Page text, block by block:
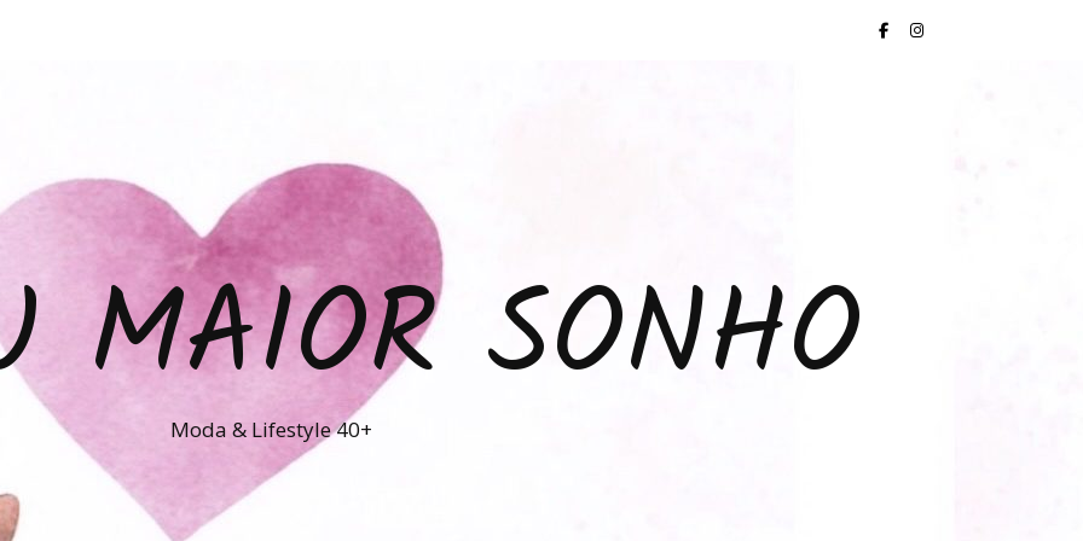
MAIOR SONHO
Moda & Lifestyle 40+